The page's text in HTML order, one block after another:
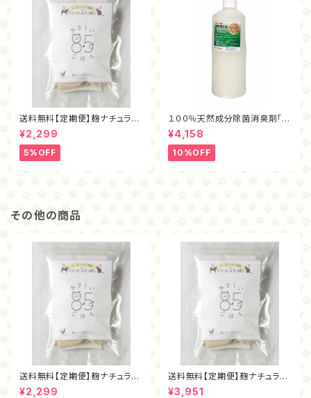
送料無料【定期便】麹ナチュラル
チキン・フリーズドライ40ｇ
¥2,299
5%OFF
１００％天然成分除菌消臭剤「ま
もるくん（１L）」
¥4,158
10%OFF
その他の商品
送料無料【定期便】麹ナチュラル
チキン・フリーズドライ40ｇ
¥2,299
送料無料【定期便】麹ナチュラル
チキン・フリーズドライ80ｇ
¥3,951